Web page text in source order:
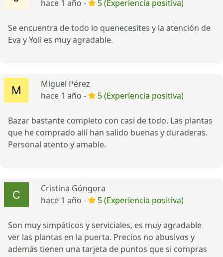
hace 1 año -
5 (Experiencia positiva)
Se encuentra de todo lo quenecesites y la atención de
Eva y Yoli es muy agradable.
Miguel Pérez
hace 1 año -
5 (Experiencia positiva)
Bazar bastante completo con casi de todo. Las plantas
que he comprado allí han salido buenas y duraderas.
Personal atento y amable.
Cristina Góngora
hace 1 año -
5 (Experiencia positiva)
Son muy simpáticos y serviciales, es muy agradable
ver las plantas en la puerta. Precios no abusivos y
además tienen una tarjeta de puntos que si compras